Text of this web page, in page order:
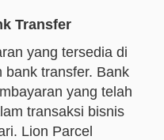
Transfer
yang tersedia di
bank transfer. Bank
yang telah
transaksi bisnis
Lion Parcel